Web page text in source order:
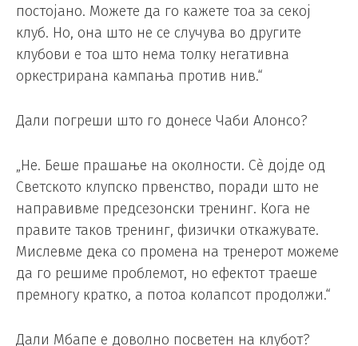
постојано. Можете да го кажете тоа за секој
клуб. Но, она што не се случува во другите
клубови е тоа што нема толку негативна
оркестрирана кампања против нив.“
Дали погреши што го донесе Чаби Алонсо?
„Не. Беше прашање на околности. Сè дојде од
Светското клупско првенство, поради што не
направивме предсезонски тренинг. Кога не
правите таков тренинг, физички откажувате.
Мислевме дека со промена на тренерот можеме
да го решиме проблемот, но ефектот траеше
премногу кратко, а потоа колапсот продолжи.“
Дали Мбапе е доволно посветен на клубот?